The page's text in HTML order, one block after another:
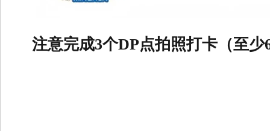
注意完成3个DP点拍照打卡（至少